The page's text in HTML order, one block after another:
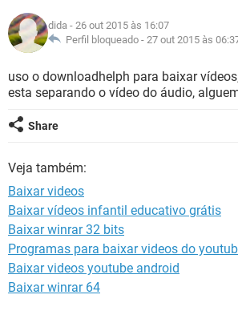
GUIA DE COMPRAS
INSTAGRAM
GUIA DE COMPRAS
CELULAR
OUTLOOK EXCEL
INSTAGRAM GMAIL
GUIA DE COMPRAS
JOGOS
CELULAR
OUTLOOK EXCEL
GLOSSÁRIO
WHATSAPP
CELULAR
OUTLOOK
GUIA DE COMPRAS
dida - 26 out 2015 às 16:07
Perfil bloqueado - 27 out 2015 às
uso o downloadhelph para baixar
esta separando o vídeo do áudio,
Share
Veja também:
Baixar videos
Baixar vídeos infantil educativo grátis
Baixar winrar 32 bits
Programas para baixar videos do
Baixar videos youtube android
Baixar winrar 64